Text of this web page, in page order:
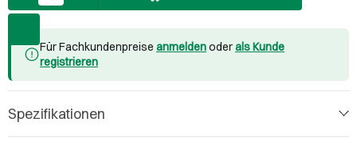
Für Fachkundenpreise anmeldenoderals Kunde
registrieren
Spezifikationen